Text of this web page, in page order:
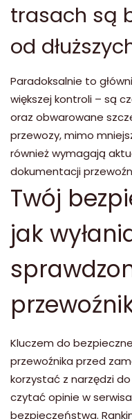
trasach są
od
Paradoksalnie to
większej kontroli – są
oraz obwarowane
przewozy, mimo
również wymagają
dokumentacji
Twój
jak
Kluczem do
przewoźnika przed
korzystać z narzędzi
czytać opinie w
bezpieczeństwa.